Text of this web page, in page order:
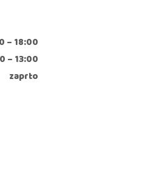
– 18:00
– 13:00
zaprto